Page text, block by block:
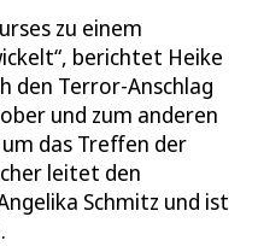
zu einem
berichtet Heike
den Terror-Anschlag
und zum anderen
das Treffen der
leitet den
Schmitz und ist